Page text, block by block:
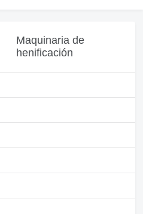
Maquinaria de
henificación